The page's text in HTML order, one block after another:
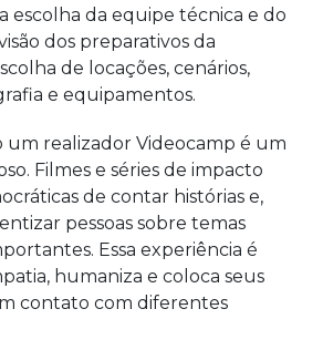
escolha da equipe técnica e do
dos preparativos da
de locações, cenários,
e equipamentos.
um realizador Videocamp é um
Filmes e séries de impacto
de contar histórias e,
pessoas sobre temas
Essa experiência é
humaniza e coloca seus
contato com diferentes